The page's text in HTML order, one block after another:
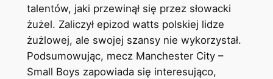
talentów, jaki przewinął się przez słowacki
żużel. Zaliczył epizod watts polskiej lidze
żużlowej, ale swojej szansy nie wykorzystał.
Podsumowując, mecz Manchester City –
Small Boys zapowiada się interesująco,